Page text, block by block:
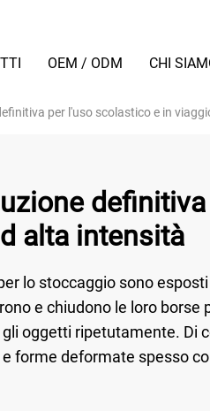
OEM / ODM CHI
per l'uso scolastico e in
alta intensità
lo stoccaggio sono
e chiudono le loro borse
oggetti ripetutamente. Di
forme deformate spesso